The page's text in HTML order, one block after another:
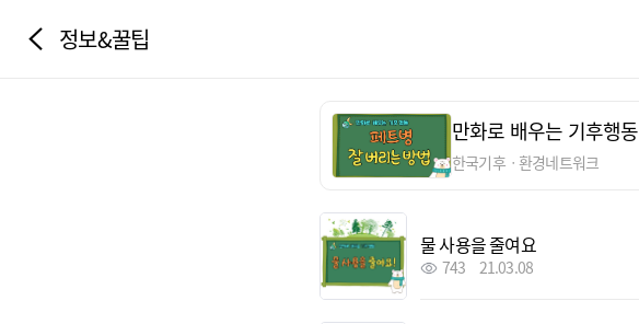
정보&꿀팁
만화로 배우는 기후행동
한국기후ㆍ환경네트워크
물 사용을 줄여요
743 21.03.08